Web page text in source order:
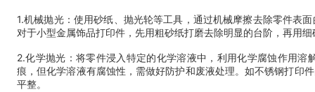
1.机械抛光：使用砂纸、抛光轮等工具，通过机械摩擦去除零件表
对于小型金属饰品打印件，先用粗砂纸打磨去除明显的台阶，再用
2.化学抛光：将零件浸入特定的化学溶液中，利用化学腐蚀作用
痕，但化学溶液有腐蚀性，需做好防护和废液处理。如不锈钢打印
平整。